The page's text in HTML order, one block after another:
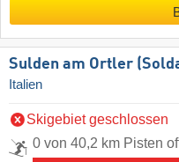
Sulden am Ortler
Italien
Skigebiet geschlossen
0 von 40,2 km Pisten